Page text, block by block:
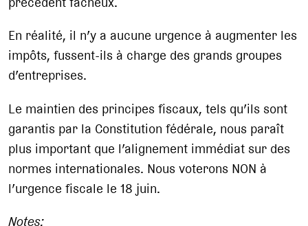
En réalité, il n’y a aucune urgence à augmenter les
impôts, fussent-ils à charge des grands groupes
d’entreprises.
Le maintien des principes fiscaux, tels qu’ils sont
garantis par la Constitution fédérale, nous paraît
plus important que l’alignement immédiat sur des
normes internationales. Nous voterons NON à
l’urgence fiscale le 18 juin.
Notes: